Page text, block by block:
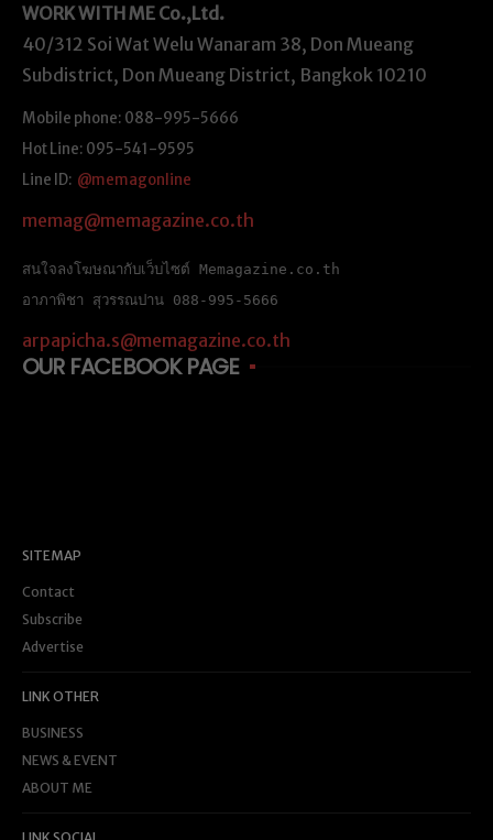
WORK WITH ME Co.,Ltd.
40/312 Soi Wat Welu Wanaram 38, Don Mueang
Subdistrict, Don Mueang District, Bangkok 10210
Mobile phone: 088-995-5666
Hot Line: 095-541-9595
Line ID: @memagonline
memag@memagazine.co.th
สนใจลงโฆษณากับเว็บไซต์ Memagazine.co.th
อาภาพิชา สุวรรณปาน 088-995-5666
arpapicha.s@memagazine.co.th
OUR FACEBOOK PAGE
SITEMAP
Contact
Subscribe
Advertise
LINK OTHER
BUSINESS
NEWS & EVENT
ABOUT ME